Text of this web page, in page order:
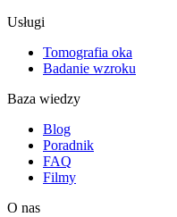
Usługi
Tomografia oka
Badanie wzroku
Baza wiedzy
Blog
Poradnik
FAQ
Filmy
O nas